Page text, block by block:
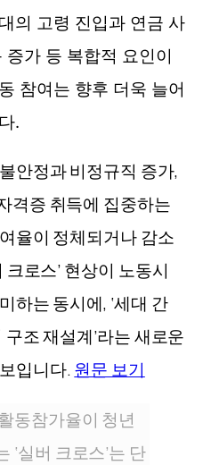
의 고령 진입과 연금 사
가 등 복합적 요인이
참여는 향후 더욱 늘어
다.
안정과 비정규직 증가,
격증 취득에 집중하는
율이 정체되거나 감소
로스’ 현상이 노동시
하는 동시에, ‘세대 간
구조 재설계’라는 새로운
입니다.원문 보기
동참가율이 청년
‘실버 크로스’는 단